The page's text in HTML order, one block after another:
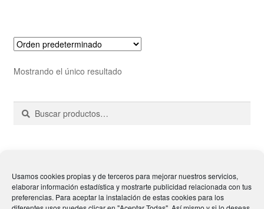
Usamos cookies propias y de terceros para mejorar nuestros servicios,
elaborar información estadística y mostrarte publicidad relacionada con tus
preferencias. Para aceptar la instalación de estas cookies para los
producto
Mostrando el único resultado
Buscar
por:
Buscar
Azul
Negro
(1)
Rojo